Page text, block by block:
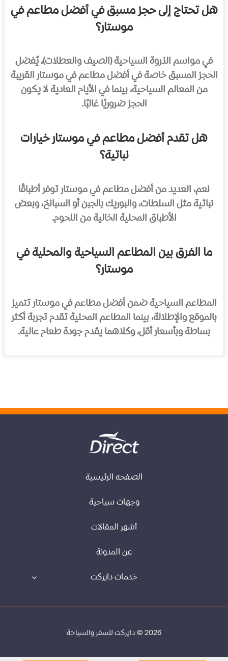
هل تحتاج إلى حجز مسبق في أفضل مطاعم في
موستار؟
في مواسم الذروة السياحية (الصيف والعطلات)، يُفضل
الحجز المسبق خاصة في أفضل مطاعم في موستار القريبة
من المعالم السياحية، بينما في الأيام العادية لا يكون
الحجز ضروريًا غالبًا.
هل تقدم أفضل مطاعم في موستار خيارات
نباتية؟
نعم، العديد من أفضل مطاعم في موستار توفر أطباقًا
نباتية مثل السلطات، والبوريك بالجبن أو السبانخ، وبعض
الأطباق المحلية الخالية من اللحوم.
ما الفرق بين المطاعم السياحية والمحلية في
موستار؟
المطاعم السياحية ضمن أفضل مطاعم في موستار تتميز
بالموقع والإطلالة، بينما المطاعم المحلية تقدم تجربة أكثر
بساطة وبأسعار أقل، وكلاهما يقدم جودة طعام عالية.
الصفحه الرئيسية
وجهات سياحية
أشهر المقالات
عن المدونة
خدمات دايركت
2026 © دايركت للسفر والسياحة